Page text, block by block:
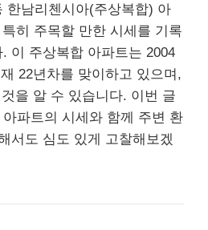
한남리첸시아(주상복합) 아
히 주목할 만한 시세를 기록
이 주상복합 아파트는 2004
22년차를 맞이하고 있으며,
을 알 수 있습니다. 이번 글
파트의 시세와 함께 주변 환
서도 심도 있게 고찰해보겠